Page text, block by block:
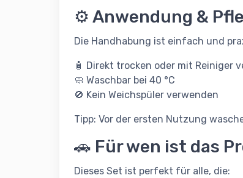
⚙️ Anwendung &
Die Handhabung ist einfach und
🧴 Direkt trocken oder mit Reiniger
🧼 Waschbar bei 40 °C
🚫 Kein Weichspüler verwenden
Tipp: Vor der ersten Nutzung
🚗 Für wen ist das
Dieses Set ist perfekt für alle, die: